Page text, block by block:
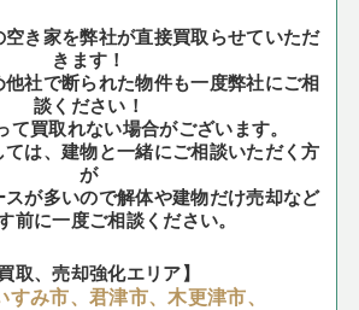
き家を弊社が直接買取らせていただ
きます！
社で断られた物件も一度弊社にご相
談ください！
て買取れない場合がございます。
は、建物と一緒にご相談いただく方
が
が多いので解体や建物だけ売却など
前に一度ご相談ください。
買取、売却強化エリア】
すみ市、君津市、木更津市、